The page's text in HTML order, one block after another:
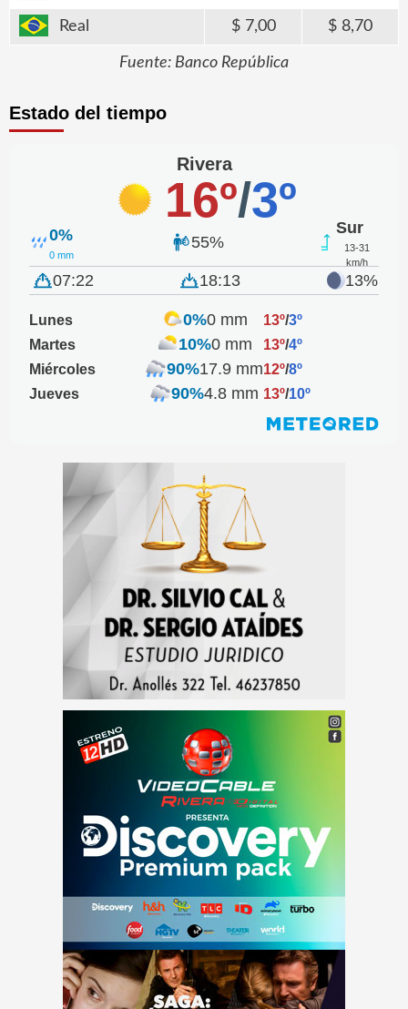
Real 7,00 8,70
Fuente: Banco República
Estado del tiempo
Rivera
16º/3º
0%
0 mm
55%
Sur
13-31
km/h
07:22 18:13 13%
Lunes 0%0 mm 13º/3º
Martes
10%0 mm 13º/4º
Miércoles
90%17.9 mm12º/8º
Jueves
90%4.8 mm 13º/10º